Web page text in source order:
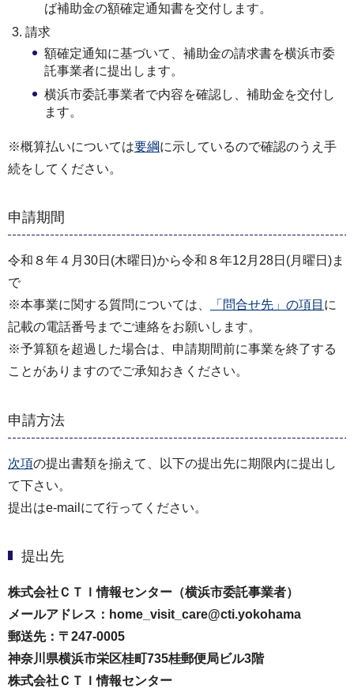
ば補助金の額確定通知書を交付します。
請求
額確定通知に基づいて、補助金の請求書を横浜市委
託事業者に提出します。
横浜市委託事業者で内容を確認し、補助金を交付し
ます。
※概算払いについては要綱に示しているので確認のうえ手
続をしてください。
申請期間
令和８年４月30日(木曜日)から令和８年12月28日(月曜日)ま
で
※本事業に関する質問については、
「問合せ先」の項目 に
記載の電話番号までご連絡をお願いします。
※予算額を超過した場合は、申請期間前に事業を終了する
ことがありますのでご承知おきください。
申請方法
次項の提出書類を揃えて、以下の提出先に期限内に提出し
て下さい。
提出はe-mailにて行ってください。
提出先
株式会社ＣＴＩ情報センター（横浜市委託事業者）
メールアドレス：home_visit_care@cti.yokohama
郵送先：〒247-0005
神奈川県横浜市栄区桂町735桂郵便局ビル3階
株式会社ＣＴＩ情報センター